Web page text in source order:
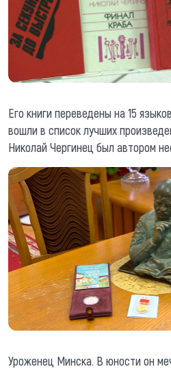
Его книги переведены на 15
вошли в список лучших
Николай Чергинец был автором
Уроженец Минска. В юности он